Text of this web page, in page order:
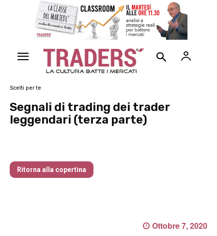
Scelti per te
Segnali di trading dei trader
leggendari (terza parte)
Ritorna alla copertina
Ottobre 7, 2020